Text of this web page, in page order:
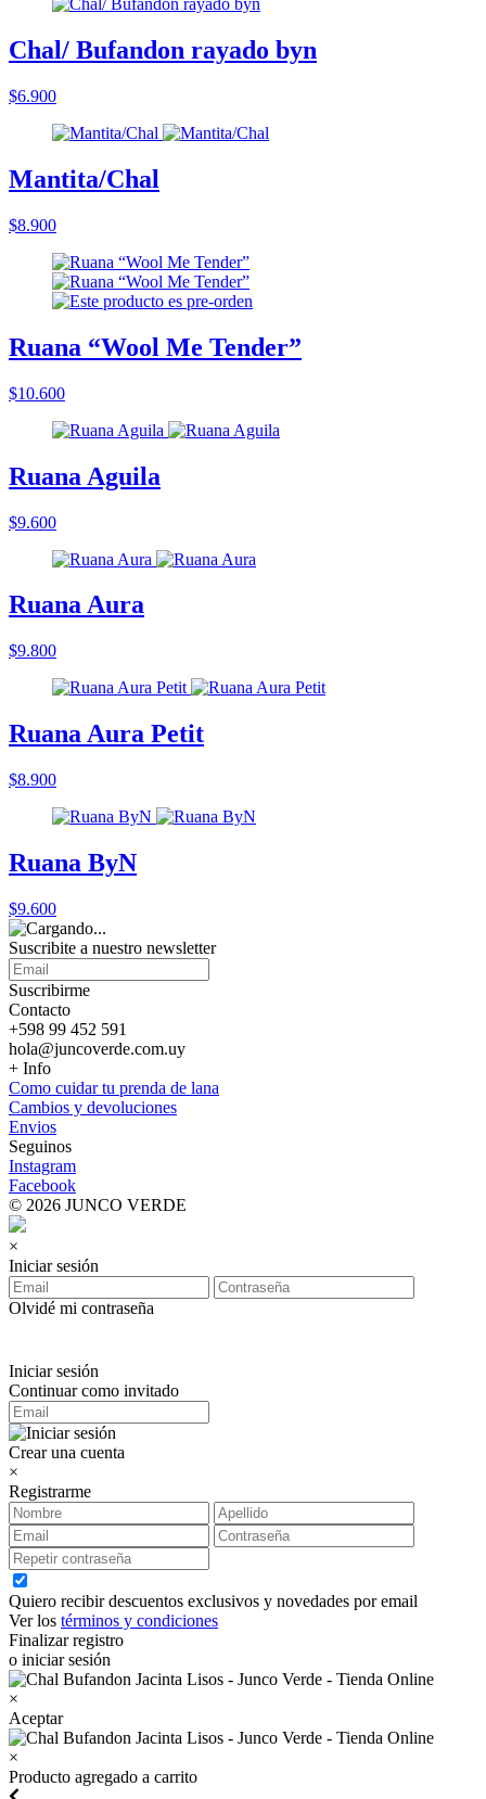
Chal/ Bufandon rayado byn
$6.900
Mantita/Chal
$8.900
Ruana “Wool Me Tender”
$10.600
Ruana Aguila
$9.600
Ruana Aura
$9.800
Ruana Aura Petit
$8.900
Ruana ByN
$9.600
Suscribite a nuestro newsletter
Suscribirme
Contacto
+598 99 452 591
hola@juncoverde.com.uy
+ Info
Como cuidar tu prenda de lana
Cambios y devoluciones
Envios
Seguinos
Instagram
Facebook
© 2026 JUNCO VERDE
×
Iniciar sesión
Olvidé mi contraseña
Iniciar sesión
Continuar como invitado
Crear una cuenta
×
Registrarme
Quiero recibir descuentos exclusivos y novedades por email
Ver los términos y condiciones
Finalizar registro
o iniciar sesión
×
Aceptar
×
Producto agregado a carrito